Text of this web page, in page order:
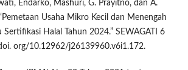
Endarko, Mashuri, G. Prayitno, dan A.
Usaha Mikro Kecil dan Menengah
Halal Tahun 2024.” SEWAGATI 6
org/10.12962/j26139960.v6i1.172.